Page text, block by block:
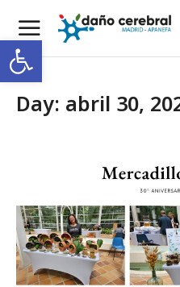
Abrir barra de herramientas
Day: abril 30,